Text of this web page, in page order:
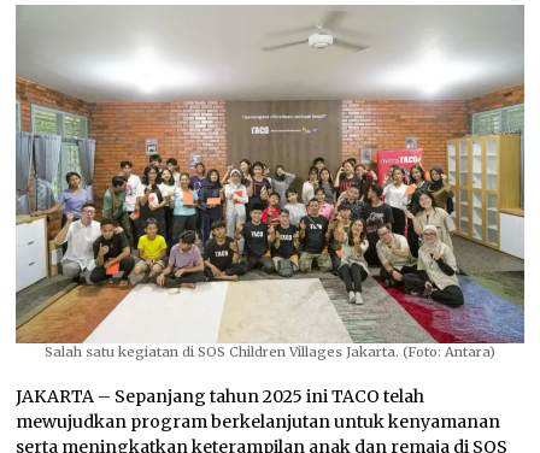
Salah satu kegiatan di SOS Children Villages Jakarta. (Foto: Antara)
JAKARTA – Sepanjang tahun 2025 ini TACO telah
mewujudkan program berkelanjutan untuk kenyamanan
serta meningkatkan keterampilan anak dan remaja di SOS